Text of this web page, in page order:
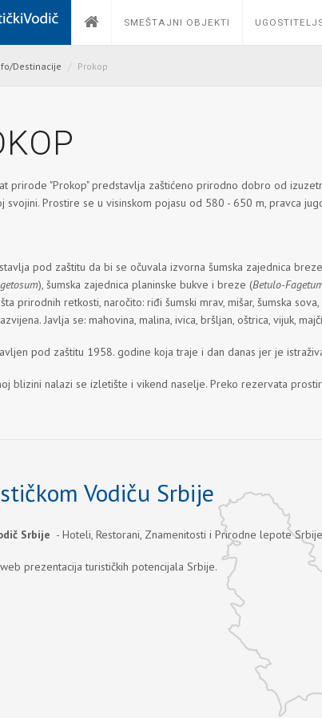
SMEŠTAJNI OBJEKTI
Destinacije Prokop
prirode "Prokop" predstavlja zaštićeno prirodno dobro od
svojini. Prostire se u visinskom pojasu od 580 - 650 m, pravca
pod zaštitu da bi se očuvala izvorna šumska zajednica
), šumska zajednica planinske bukve i breze (Betulo-
prirodnih retkosti, naročito: riđi šumski mrav, mišar, šumska
Javlja se: mahovina, malina, ivica, bršljan, oštrica, vijuk,
pod zaštitu 1958. godine koja traje i dan danas jer je
blizini nalazi se izletište i vikend naselje. Preko rezervata
Vodiču Srbije
Srbije - Hoteli, Restorani, Znamenitosti i Prirodne lepote
prezentacija turističkih potencijala Srbije.